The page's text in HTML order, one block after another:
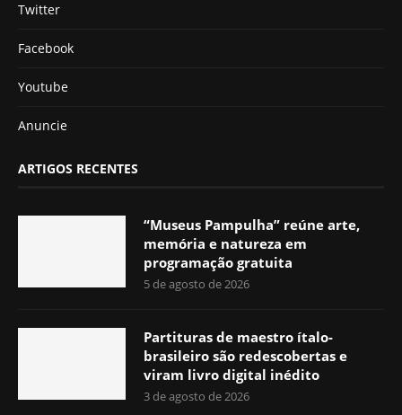
Twitter
Facebook
Youtube
Anuncie
ARTIGOS RECENTES
“Museus Pampulha” reúne arte,
memória e natureza em
programação gratuita
5 de agosto de 2026
Partituras de maestro ítalo-
brasileiro são redescobertas e
viram livro digital inédito
3 de agosto de 2026